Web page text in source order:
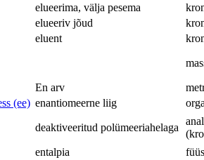
elueerima, välja pesema
elueeriv jõud
eluent
En arv
(ee) enantiomeerne liig
deaktiveeritud polümeeriahelaga
entalpia